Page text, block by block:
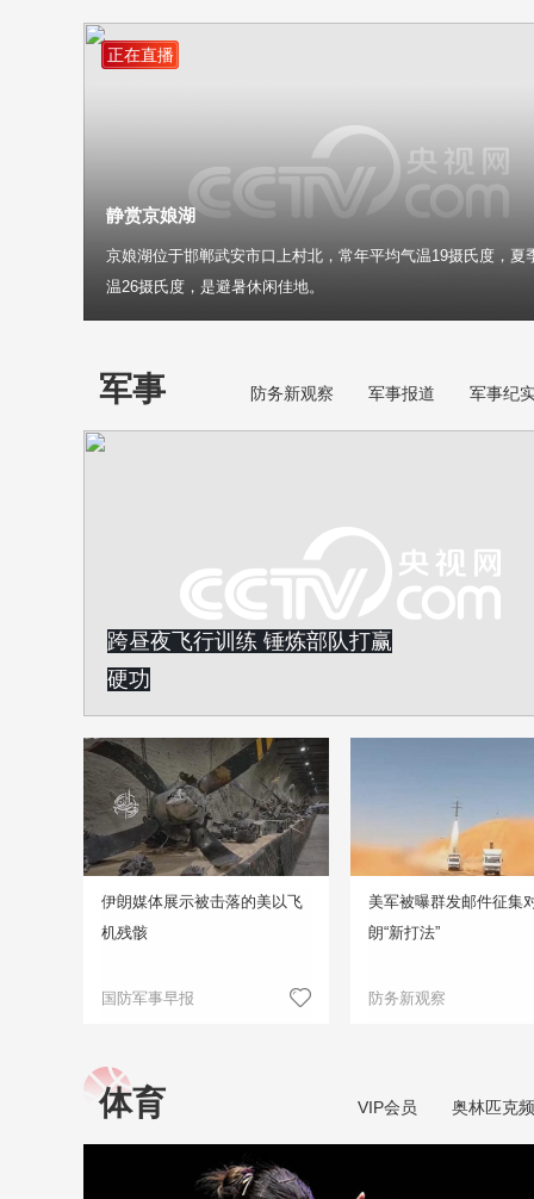
正在直播
静赏京娘湖
京娘湖位于邯郸武安市口上村北，常年平均气温19摄氏度，夏
温26摄氏度，是避暑休闲佳地。
军事 防务新观察 军事报道 军事纪
跨昼夜飞行训练 锤炼部队打赢
硬功
伊朗媒体展示被击落的美以飞
机残骸
国防军事早报
美军被曝群发邮件征集
朗“新打法”
防务新观察
体育 VIP会员 奥林匹克